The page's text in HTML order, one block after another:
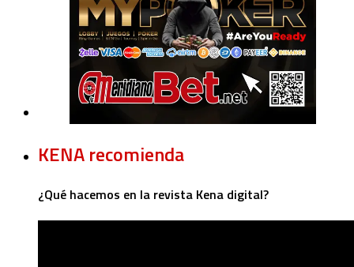
KENA recomienda
¿Qué hacemos en la revista Kena digital?